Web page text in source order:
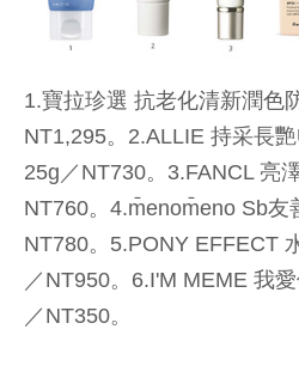
1.寶拉珍選 抗老化清新潤色
NT1,295。2.ALLIE 持采長
25g／NT730。3.FANCL 亮
NT760。4.m̄enom̄eno Sb友
NT780。5.PONY EFFECT
／NT950。6.I'M MEME 我
／NT350。